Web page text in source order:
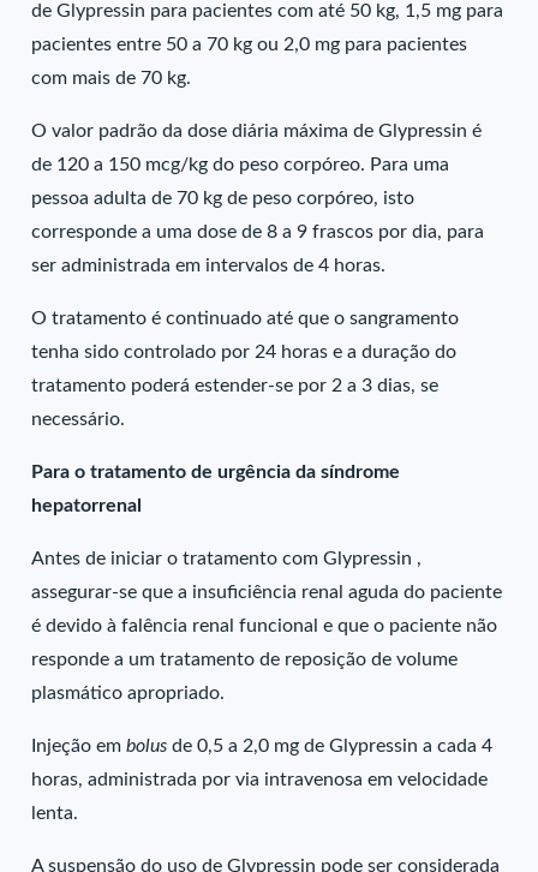
de Glypressin para pacientes com até 50 kg, 1,5 mg para
pacientes entre 50 a 70 kg ou 2,0 mg para pacientes
com mais de 70 kg.
O valor padrão da dose diária máxima de Glypressin é
de 120 a 150 mcg/kg do peso corpóreo. Para uma
pessoa adulta de 70 kg de peso corpóreo, isto
corresponde a uma dose de 8 a 9 frascos por dia, para
ser administrada em intervalos de 4 horas.
O tratamento é continuado até que o sangramento
tenha sido controlado por 24 horas e a duração do
tratamento poderá estender-se por 2 a 3 dias, se
necessário.
Para o tratamento de urgência da síndrome
hepatorrenal
Antes de iniciar o tratamento com Glypressin ,
assegurar-se que a insuficiência renal aguda do paciente
é devido à falência renal funcional e que o paciente não
responde a um tratamento de reposição de volume
plasmático apropriado.
Injeção embolus de 0,5 a 2,0 mg de Glypressin a cada 4
horas, administrada por via intravenosa em velocidade
lenta.
A suspensão do uso de Glypressin pode ser considerada